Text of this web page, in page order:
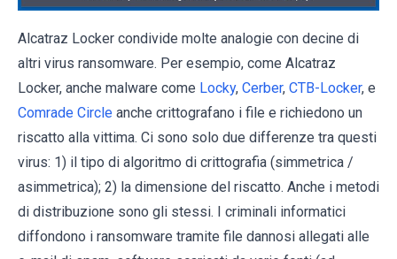
Alcatraz Locker condivide molte analogie con decine di
altri virus ransomware. Per esempio, come Alcatraz
Locker, anche malware come Locky, Cerber, CTB-Locker, e
Comrade Circle anche crittografano i file e richiedono un
riscatto alla vittima. Ci sono solo due differenze tra questi
virus: 1) il tipo di algoritmo di crittografia (simmetrica /
asimmetrica); 2) la dimensione del riscatto. Anche i metodi
di distribuzione sono gli stessi. I criminali informatici
diffondono i ransomware tramite file dannosi allegati alle